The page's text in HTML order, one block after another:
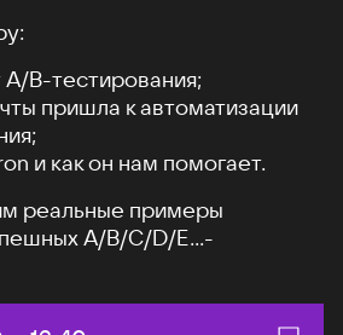
А/B-тестирования;
пришла к автоматизации
и как он нам помогает.
реальные примеры
A/B/C/D/E...-